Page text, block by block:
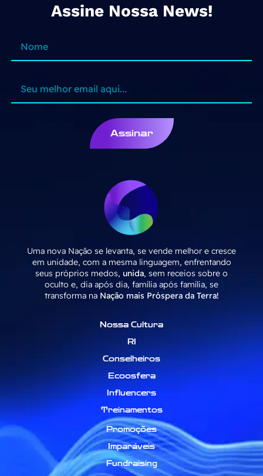
Assine Nossa News!
Assinar
Uma nova Nação se levanta, se vende melhor e cresce
em unidade, com a mesma linguagem, enfrentando
seus próprios medos, unida, sem receios sobre o
oculto e, dia após dia, família após família, se
transforma na Nação mais Próspera da Terra!
Nossa Cultura
RI
Conselheiros
Ecoosfera
Influencers
Treinamentos
Promoções
Imparáveis
Fundraising